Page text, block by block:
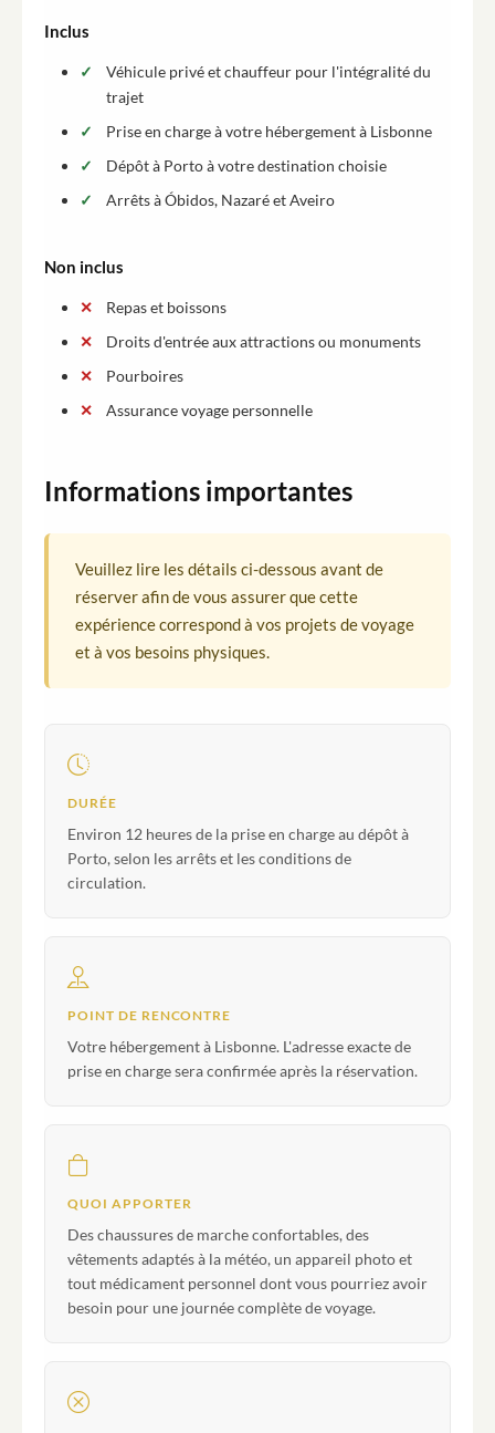
Inclus
Véhicule privé et chauffeur pour l'intégralité du
trajet
Prise en charge à votre hébergement à Lisbonne
Dépôt à Porto à votre destination choisie
Arrêts à Óbidos, Nazaré et Aveiro
Non inclus
Repas et boissons
Droits d'entrée aux attractions ou monuments
Pourboires
Assurance voyage personnelle
Informations importantes
Veuillez lire les détails ci-dessous avant de
réserver afin de vous assurer que cette
expérience correspond à vos projets de voyage
et à vos besoins physiques.
DURÉE
Environ 12 heures de la prise en charge au dépôt à
Porto, selon les arrêts et les conditions de
circulation.
POINT DE RENCONTRE
Votre hébergement à Lisbonne. L'adresse exacte de
prise en charge sera confirmée après la réservation.
QUOI APPORTER
Des chaussures de marche confortables, des
vêtements adaptés à la météo, un appareil photo et
tout médicament personnel dont vous pourriez avoir
besoin pour une journée complète de voyage.